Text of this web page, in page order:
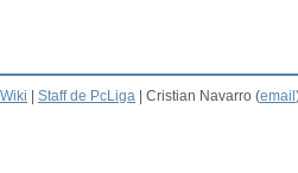
Staff de PcLiga | Cristian Navarro (email